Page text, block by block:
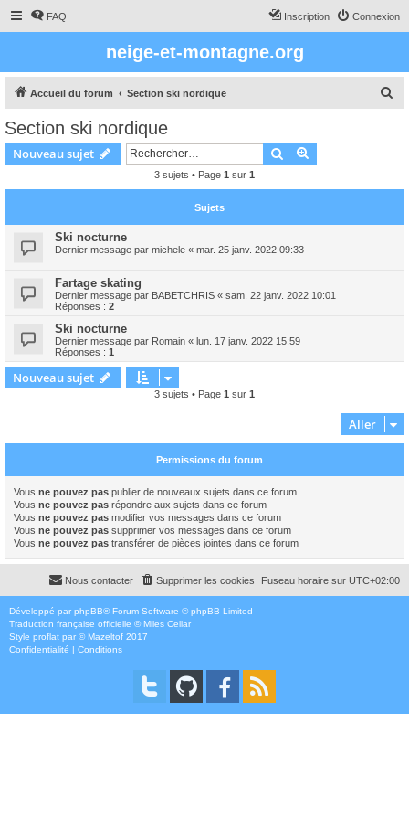
FAQ Connexion
Inscription
neige-et-montagne.org
Accueil du forum Section ski nordique
c
Section ski nordique
Nouveau sujet Rechercher
3 sujets • Page 1 sur 1
Sujets
Ski nocturne
Dernier message par michele « mar. 25 janv. 2022 09:33
Fartage skating
Dernier message par BABETCHRIS « sam. 22 janv. 2022 10:01
Réponses : 2
Ski nocturne
Dernier message par Romain « lun. 17 janv. 2022 15:59
Réponses : 1
Nouveau sujet
3 sujets • Page 1 sur 1
Aller
Permissions du forum
Vous ne pouvez pas publier de nouveaux sujets dans ce forum
Vous ne pouvez pas répondre aux sujets dans ce forum
Vous ne pouvez pas modifier vos messages dans ce forum
Vous ne pouvez pas supprimer vos messages dans ce forum
Vous ne pouvez pas transférer de pièces jointes dans ce forum
Fuseau horaire sur UTC+02:00
Supprimer les cookies
Nous contacter
Développé par phpBB® Forum Software © phpBB Limited
Traduction française officielle ©Miles Cellar
Style proflat par ©Mazeltof 2017
Confidentialité | Conditions